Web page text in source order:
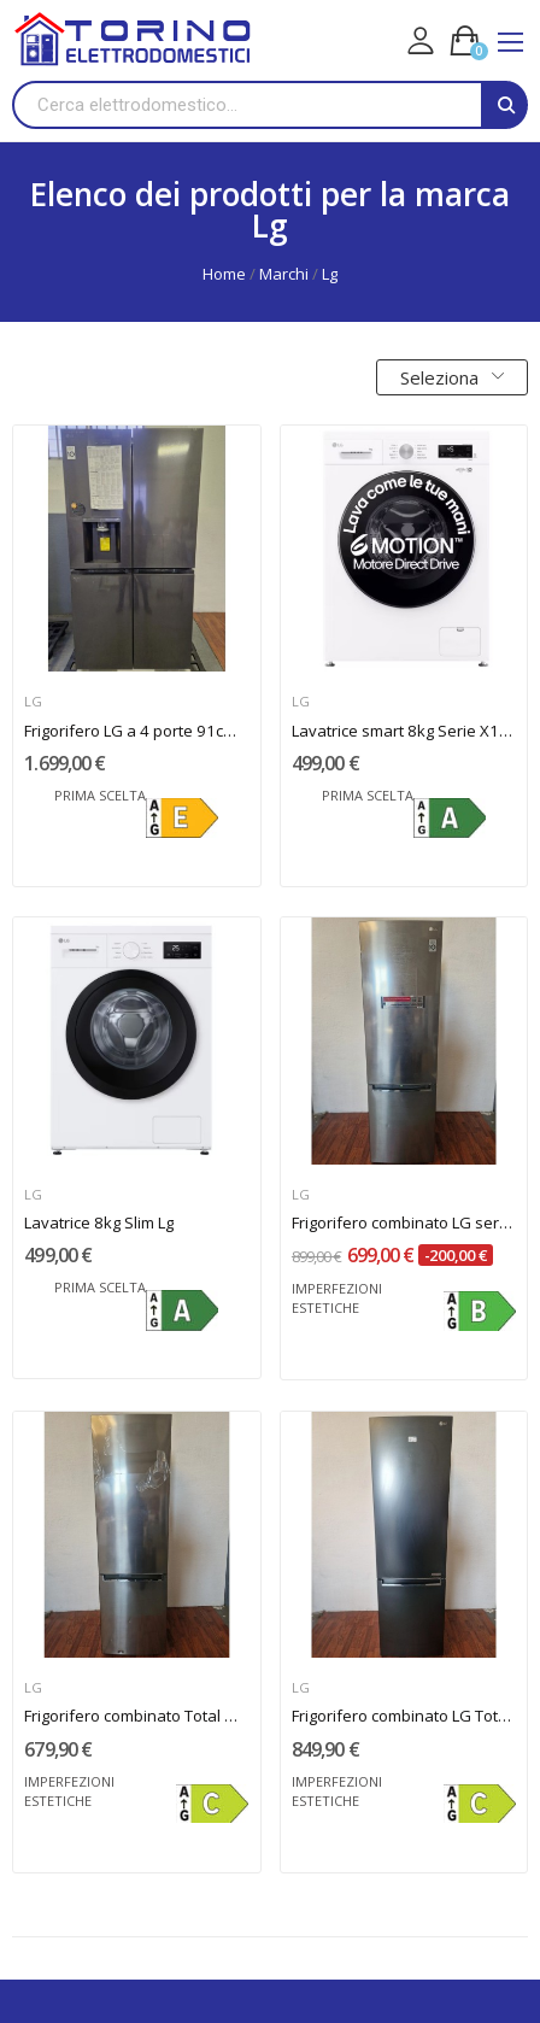
0
Elenco dei prodotti per la marca
Lg
Home Marchi Lg
Seleziona
LG
Frigorifero LG a 4 porte 91cm acciaio nero
1.699,00 €
PRIMA SCELTA
LG
Lavatrice smart 8kg Serie X1 Classe A LG
499,00 €
PRIMA SCELTA
LG
Lavatrice 8kg Slim Lg
499,00 €
PRIMA SCELTA
LG
Frigorifero combinato LG serie 5 Classe B
899,00 € 699,00 € -200,00 €
IMPERFEZIONI
ESTETICHE
LG
Frigorifero combinato Total NoFrost LG
679,90 €
IMPERFEZIONI
ESTETICHE
LG
Frigorifero combinato LG Total NoFrost...
849,90 €
IMPERFEZIONI
ESTETICHE